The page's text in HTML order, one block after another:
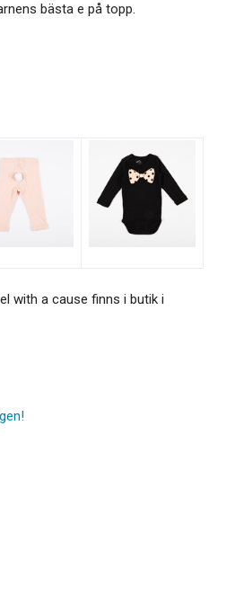
bästa e på topp.
with a cause finns i butik i